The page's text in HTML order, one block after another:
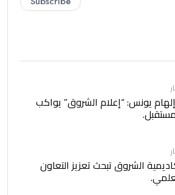
يونس: “إعلام الشروق” يواكب
الشروق تبحث تعزيز التعاون